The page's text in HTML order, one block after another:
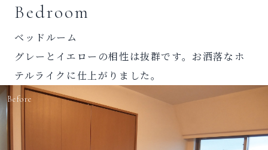
Bedroom
ベッドルーム
グレーとイエローの相性は抜群です。お洒落なホ
テルライクに仕上がりました。
Before